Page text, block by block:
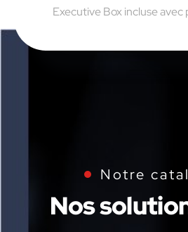
Executive Box incluse
Notre
Nos